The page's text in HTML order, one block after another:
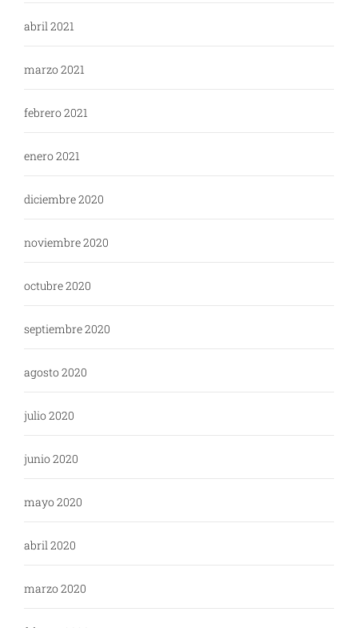
abril 2021
marzo 2021
febrero 2021
enero 2021
diciembre 2020
noviembre 2020
octubre 2020
septiembre 2020
agosto 2020
julio 2020
junio 2020
mayo 2020
abril 2020
marzo 2020